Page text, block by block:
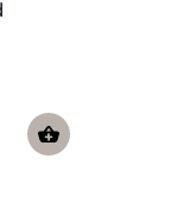
België
Europe